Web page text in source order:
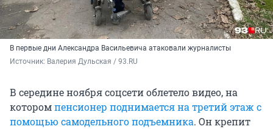
В первые дни Александра Васильевича атаковали журналисты
Источник: Валерия Дульская / 93.RU
В середине ноября соцсети облетело видео, на
которомпенсионер поднимается на третий этаж с
помощью самодельного подъемника. Он крепит